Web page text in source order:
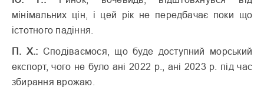
мінімальних цін, і цей рік не передбачає поки що
істотного падіння.
П. Х.: Сподіваємося, що буде доступний морський
експорт, чого не було ані 2022 р., ані 2023 р. під час
збирання врожаю.